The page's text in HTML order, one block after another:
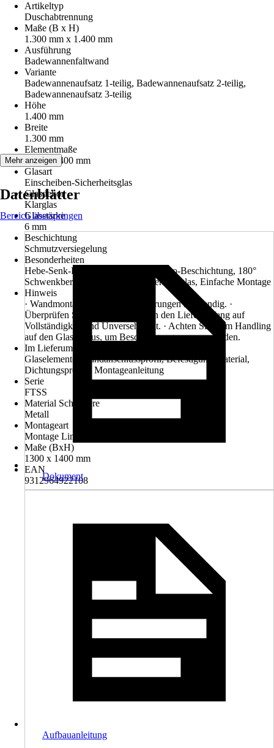
Artikeltyp
Duschabtrennung
Maße (B x H)
1.300 mm x 1.400 mm
Ausführung
Badewannenfaltwand
Variante
Badewannenaufsatz 1-teilig, Badewannenaufsatz 2-teilig,
Badewannenaufsatz 3-teilig
Höhe
1.400 mm
Breite
1.300 mm
Elementmaße
1300 x 1400 mm
Glasart
Einscheiben-Sicherheitsglas
Glasdekor
Klarglas
Glasstärke
6 mm
Beschichtung
Schmutzversiegelung
Besonderheiten
Hebe-Senk-Funktion, Beidseitige Nano-Beschichtung, 180°
Schwenkbereich,6 mm ESG-Sicherheitsglas, Einfache Montage
Hinweis
· Wandmontage erforderlich, Bohrungen notwendig. ·
Überprüfen Sie vor der Installation den Lieferumfang auf
Vollständigkeit und Unversehrtheit. · Achten Sie beim Handling
auf den Glaskorpus, um Beschädigungen zu vermeiden.
Im Lieferumfang enthalten
Glaselemente, Wandanschlussprofil, Befestigungsmaterial,
Dichtungsprofile, Montageanleitung
Serie
FTSS
Material Scharniere
Metall
Montageart
Montage Links, Montage Rechts
Maße (BxH)
1300 x 1400 mm
EAN
9312964922108
Mehr anzeigen
Datenblätter
Bereich überspringen
Dokument
Aufbauanleitung